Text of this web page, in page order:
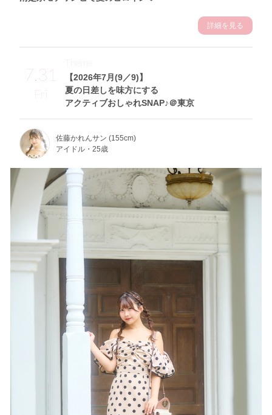
詳細を見る
7.31
Fri
【2026年7月(9／9)】
夏の日差しを味方にする
アクティブおしゃれSNAP♪＠東京
Theme
佐藤かれんサン (155cm)
アイドル・25歳